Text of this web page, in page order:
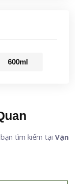
600ml
tìm kiếm tại Vạn